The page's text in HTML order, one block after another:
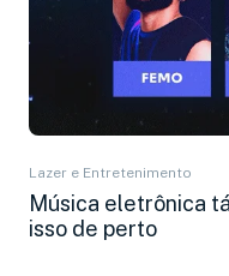
Lazer e Entretenimento
Música eletrônica
isso de perto